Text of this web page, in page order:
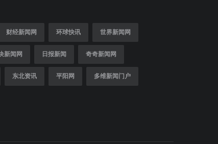
财经新闻网 环球快讯 世界新闻网
新闻网 日报新闻 奇奇新闻网
东北资讯 平阳网 多维新闻门户